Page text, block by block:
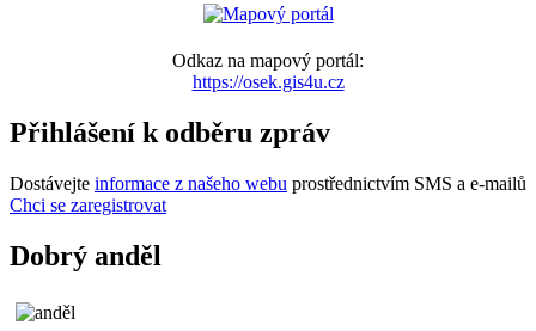
Odkaz na mapový portál:
https://osek.gis4u.cz
Přihlášení k odběru zpráv
Dostávejte informace z našeho webu prostřednictvím SMS a e-mailů
Chci se zaregistrovat
Dobrý anděl